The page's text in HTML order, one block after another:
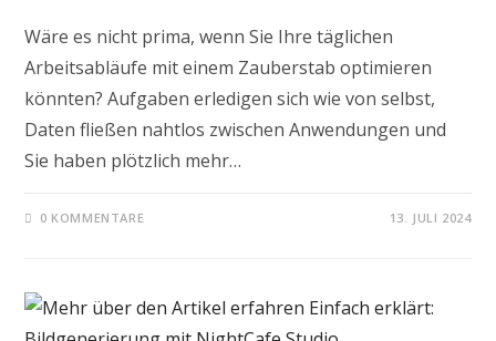
Wäre es nicht prima, wenn Sie Ihre täglichen
Arbeitsabläufe mit einem Zauberstab optimieren
könnten? Aufgaben erledigen sich wie von selbst,
Daten fließen nahtlos zwischen Anwendungen und
Sie haben plötzlich mehr…
0 KOMMENTARE 13. JULI 2024